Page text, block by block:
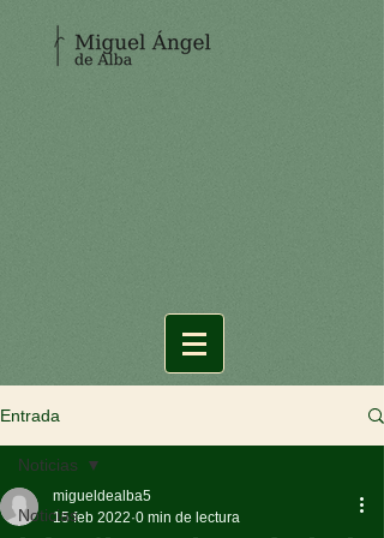
Entrada
Noticias
Noticias
migueldealba5
15 feb 2022 0 min de lectura